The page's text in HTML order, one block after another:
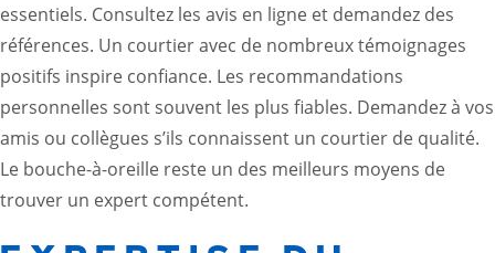
essentiels. Consultez les avis en ligne et demandez des
références. Un courtier avec de nombreux témoignages
positifs inspire confiance. Les recommandations
personnelles sont souvent les plus fiables. Demandez à vos
amis ou collègues s’ils connaissent un courtier de qualité.
Le bouche-à-oreille reste un des meilleurs moyens de
trouver un expert compétent.